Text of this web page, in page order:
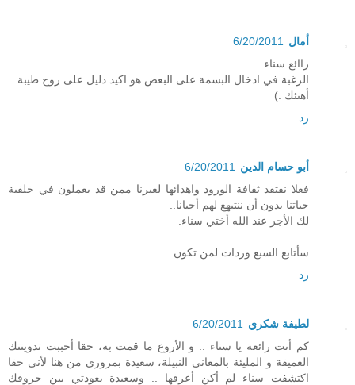
أمال
6/20/2011
راائع سناء
الرغبة في ادخال البسمة على البعض هو اكيد دليل على روح طيبة.
أهنئك :)
رد
أبو حسام الدين
6/20/2011
فعلا نفتقد ثقافة الورود واهدائها لغيرنا ممن قد يعملون في خلفية
حياتنا بدون أن ننتبهع لهم أحيانا..
لك الأجر عند الله أختي سناء.
سأتابع السبع وردات لمن تكون
رد
لطيفة شكري
6/20/2011
كم أنت رائعة يا سناء .. و الأروع ما قمت به، حقا أحببت تدوينتك
العميقة و المليئة بالمعاني النبيلة، سعيدة بمروري من هنا لأني حقا
اكتشفت سناء لم أكن أعرفها .. وسعيدة بعودتي بين حروفك